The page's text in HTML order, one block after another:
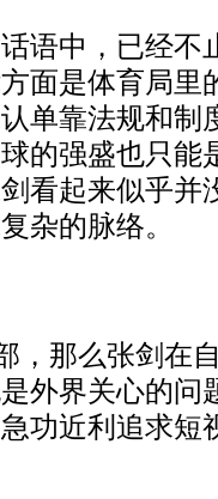
中，已经不
面是体育局
单靠法规和制
的强盛也只能
看起来似乎并
杂的脉络。
那么张剑在
外界关心的问
功近利追求短